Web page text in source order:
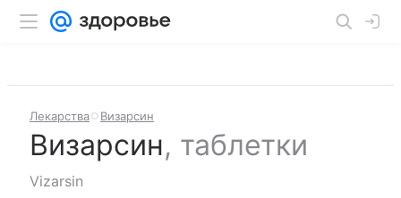
Лекарства Визарсин
Визарсин, таблетки
Vizarsin